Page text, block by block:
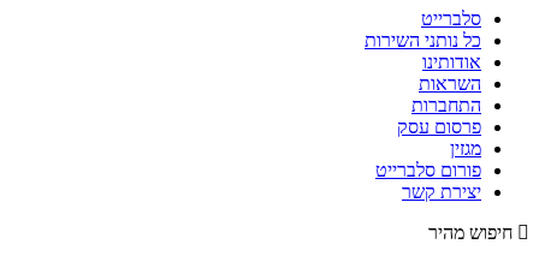
סלברייט
כל נותני השירות
אודותינו
השראות
התחברות
פרסום עסק
מגזין
פורום סלברייט
יצירת קשר
חיפוש מהיר